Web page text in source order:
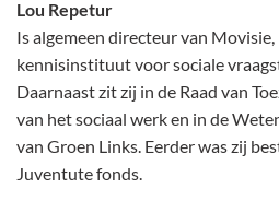
Lou Repetur
Is algemeen directeur van
kennisinstituut voor sociale
Daarnaast zit zij in de Raad van
van het sociaal werk en in de
van Groen Links. Eerder was zij
Juventute fonds.